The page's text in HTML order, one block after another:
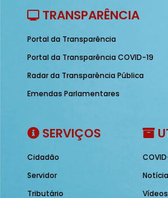
TRANSPARÊNCIA
Portal da Transparência
Portal da Transparência COVID-19
Radar da Transparência Pública
Emendas Parlamentares
SERVIÇOS
Cidadão
Servidor
Tributário
Vídeos